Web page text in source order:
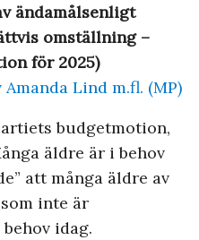
ändamålsenligt
omställning –
för 2025)
Lind m.fl. (MP)
budgetmotion,
äldre är i behov
att många äldre av
inte är
idag.